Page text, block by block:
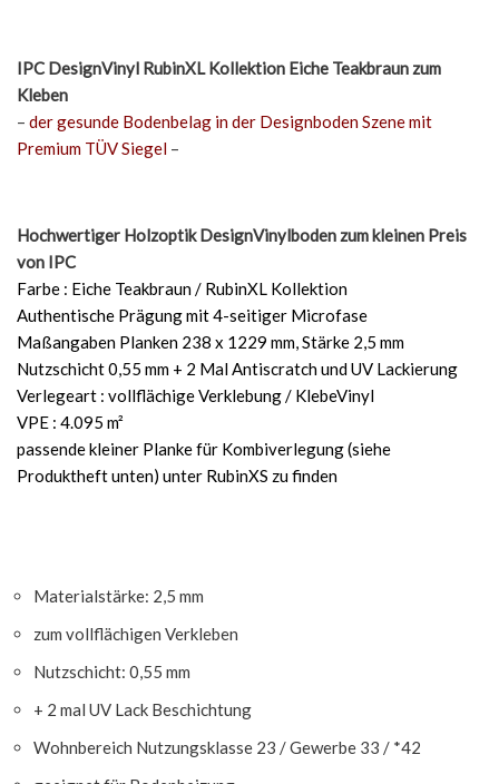
IPC DesignVinyl RubinXL Kollektion Eiche Teakbraun zum
Kleben
– der gesunde Bodenbelag in der Designboden Szene mit
Premium TÜV Siegel –
Hochwertiger Holzoptik DesignVinylboden zum kleinen Preis
von IPC
Farbe : Eiche Teakbraun / RubinXL Kollektion
Authentische Prägung mit 4-seitiger Microfase
Maßangaben Planken 238 x 1229 mm, Stärke 2,5 mm
Nutzschicht 0,55 mm + 2 Mal Antiscratch und UV Lackierung
Verlegeart : vollflächige Verklebung / KlebeVinyl
VPE : 4.095 m²
passende kleiner Planke für Kombiverlegung (siehe
Produktheft unten) unter RubinXS zu finden
Materialstärke: 2,5 mm
zum vollflächigen Verkleben
Nutzschicht: 0,55 mm
+ 2 mal UV Lack Beschichtung
Wohnbereich Nutzungsklasse 23 / Gewerbe 33 / *42